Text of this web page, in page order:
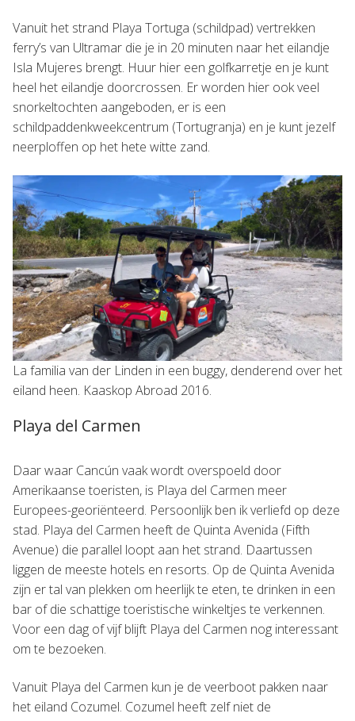
Vanuit het strand Playa Tortuga (schildpad) vertrekken
ferry’s van Ultramar die je in 20 minuten naar het eilandje
Isla Mujeres brengt. Huur hier een golfkarretje en je kunt
heel het eilandje doorcrossen. Er worden hier ook veel
snorkeltochten aangeboden, er is een
schildpaddenkweekcentrum (Tortugranja) en je kunt jezelf
neerploffen op het hete witte zand.
La familia van der Linden in een buggy, denderend over het
eiland heen. Kaaskop Abroad 2016.
Playa del Carmen
Daar waar Cancún vaak wordt overspoeld door
Amerikaanse toeristen, is Playa del Carmen meer
Europees-georiënteerd. Persoonlijk ben ik verliefd op deze
stad. Playa del Carmen heeft de Quinta Avenida (Fifth
Avenue) die parallel loopt aan het strand. Daartussen
liggen de meeste hotels en resorts. Op de Quinta Avenida
zijn er tal van plekken om heerlijk te eten, te drinken in een
bar of die schattige toeristische winkeltjes te verkennen.
Voor een dag of vijf blijft Playa del Carmen nog interessant
om te bezoeken.
Vanuit Playa del Carmen kun je de veerboot pakken naar
het eiland Cozumel. Cozumel heeft zelf niet de